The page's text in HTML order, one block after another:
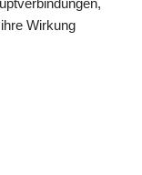
Wirkung